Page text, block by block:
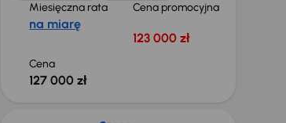
Miesięczna rata
na miarę
Cena promocyjna
123 000 zł
Cena
127 000 zł